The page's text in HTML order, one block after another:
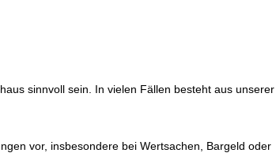
sinnvoll sein. In vielen Fällen besteht aus unserer
vor, insbesondere bei Wertsachen, Bargeld oder